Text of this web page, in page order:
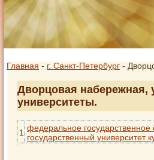
Главная - г. Санкт-Петербург -
Дворцовая набережная,
университеты.
1 федеральное
государственный университет